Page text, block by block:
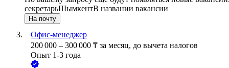
секретарьШымкентВ названии вакансии
На почту
Офис-менеджер
200 000 – 300 000 ₸ за месяц, до вычета налогов
Опыт 1-3 года